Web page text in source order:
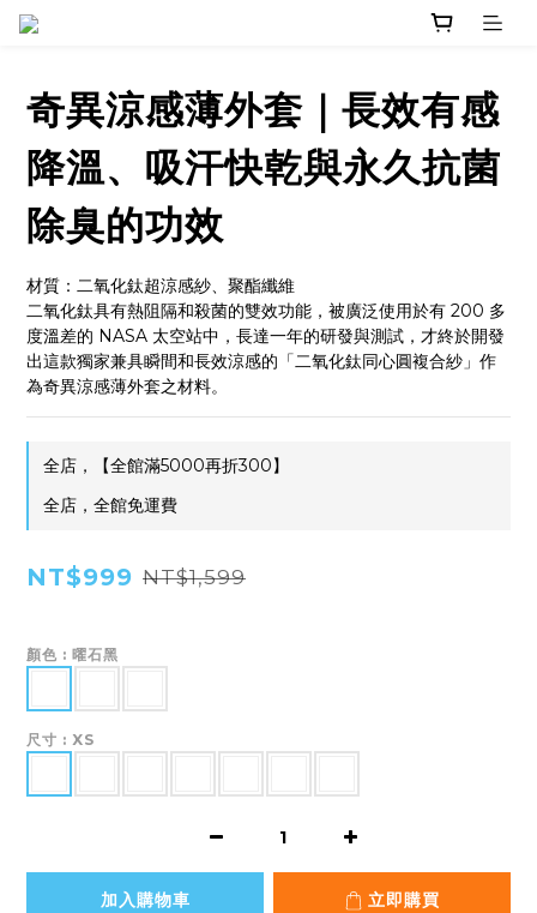
奇異涼感薄外套｜長效有感
降溫、吸汗快乾與永久抗菌
除臭的功效
材質：二氧化鈦超涼感紗、聚酯纖維
二氧化鈦具有熱阻隔和殺菌的雙效功能，被廣泛使用於有 200 多
度溫差的 NASA 太空站中，長達一年的研發與測試，才終於開發
出這款獨家兼具瞬間和長效涼感的「二氧化鈦同心圓複合紗」作
為奇異涼感薄外套之材料。
全店，【全館滿5000再折300】
全店，全館免運費
NT$999 NT$1,599
顏色 : 曜石黑
尺寸 : XS
加入購物車 立即購買